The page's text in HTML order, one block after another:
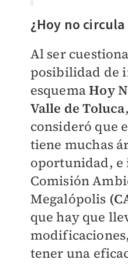
¿Hoy no
Al ser
posibilidad de
esquemaHoy
Valle de Toluca
consideró que
tiene muchas
oportunidad,
Comisión
Megalópolis
que hay que
tener una